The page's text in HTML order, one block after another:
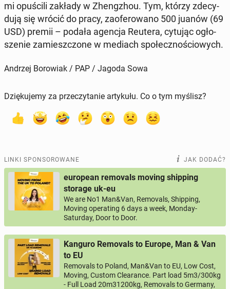
mi opu­ści­li zakłady w Zheng­zhou. Tym, którzy zde­cy­
du­ją się wrócić do pracy, za­ofe­ro­wa­no 500 juanów (69
USD) premii – podała agencja Reutera, cytując ogło­
sze­nie za­miesz­czo­ne w mediach spo­łecz­no­ścio­wych.
Andrzej Borowiak / PAP / Jagoda Sowa
Dziękujemy za przeczytanie artykułu. Co o tym myślisz?
LINKI SPONSOROWANE JAK DODAĆ?
european removals moving shipping
storage uk-eu
We are No1 Man&Van, Removals, Shipping,
Moving operating 6 days a week, Monday-
Saturday, Door to Door.
Kanguro Removals to Europe, Man & Van
to EU
Removals to Poland, Man&Van to EU, Low Cost,
Moving, Custom Clearance. Part load 5m3/300kg
- Full Load 20m31200kg, Removals to Germany,